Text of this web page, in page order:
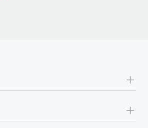
+
+